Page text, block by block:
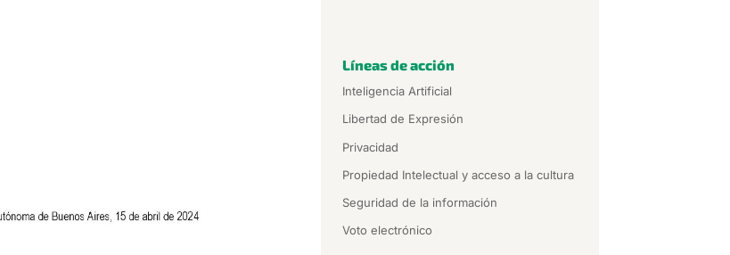
Líneas de acción
Inteligencia Artificial
Libertad de Expresión
Privacidad
Propiedad Intelectual y acceso a la cultura
Seguridad de la información
Voto electrónico